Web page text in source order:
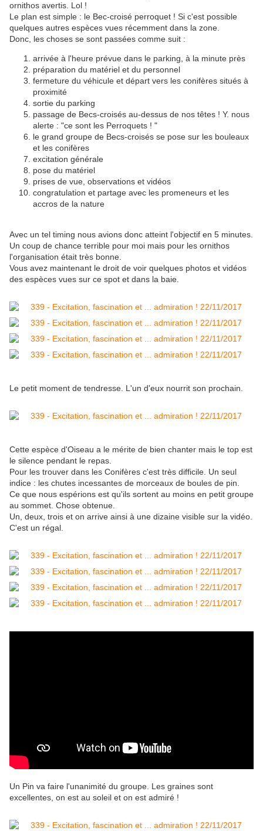
ornithos avertis. Lol !
Le plan est simple : le Bec-croisé perroquet ! Si c'est possible
quelques autres espèces vues récemment dans la zone.
Donc, les choses se sont passées comme suit :
arrivée à l'heure prévue dans le parking, à la minute près
préparation du matériel et du personnel
fermeture du véhicule et départ vers les conifères situés à
proximité
sortie du parking
passage de Becs-croisés au-dessus de nos têtes ! Y. nous
alerte : "ce sont les Perroquets ! "
le grand groupe de Becs-croisés se pose sur les bouleaux
et les conifères
excitation générale
pose du matériel
prises de vue, observations et vidéos
congratulation et partage avec les promeneurs et les
accros de la nature
Avec un tel timing nous avions donc atteint l'objectif en 5 minutes.
Un coup de chance terrible pour moi mais pour les ornithos
l'organisation était très bonne.
Vous avez maintenant le droit de voir quelques photos et vidéos
des espèces vues sur ce spot et dans la baie.
Le petit moment de tendresse. L'un d'eux nourrit son prochain.
Cette espèce d'Oiseau a le mérite de bien chanter mais le top est
le silence pendant le repas.
Pour les trouver dans les Conifères c'est très difficile. Un seul
indice : les chutes incessantes de morceaux de boules de pin.
Ce que nous espérions est qu'ils sortent au moins en petit groupe
au sommet. Chose obtenue.
Un, deux, trois et on arrive ainsi à une dizaine visible sur la vidéo.
C'est un régal.
Un Pin va faire l'unanimité du groupe. Les graines sont
excellentes, on est au soleil et on est admiré !